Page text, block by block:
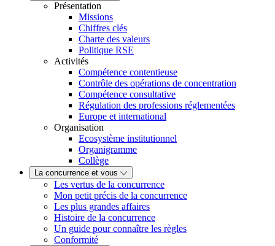
Présentation
Missions
Chiffres clés
Charte des valeurs
Politique RSE
Activités
Compétence contentieuse
Contrôle des opérations de concentration
Compétence consultative
Régulation des professions réglementées
Europe et international
Organisation
Ecosystème institutionnel
Organigramme
Collège
La concurrence et vous
Les vertus de la concurrence
Mon petit précis de la concurrence
Les plus grandes affaires
Histoire de la concurrence
Un guide pour connaître les règles
Conformité